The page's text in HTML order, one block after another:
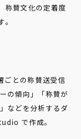
称賛文化の定着度
ごとの称賛送受信
の傾向」「称賛が
などを分析するダ
で作成。